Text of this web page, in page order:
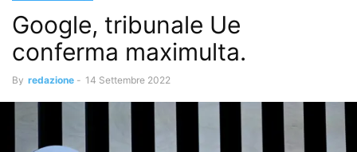
Google, tribunale Ue
conferma maximulta.
By redazione - 14 Settembre 2022